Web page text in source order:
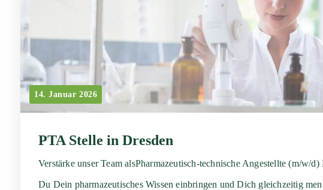
14. Januar 2026
PTA Stelle in Dresden
Verstärke unser Team alsPharmazeutisch-technische Angestellte (m/w/
Du Dein pharmazeutisches Wissen einbringen und Dich gleichzeitig